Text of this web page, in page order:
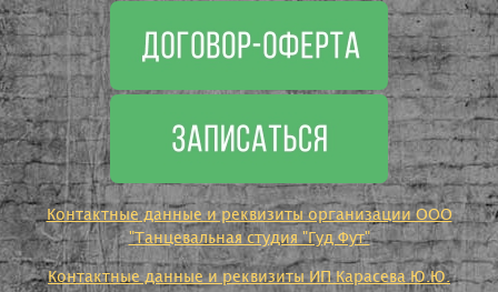
Контактные данные и реквизиты организации ООО
"Танцевальная студия "Гуд Фут"
Контактные данные и реквизиты ИП Карасева Ю.Ю.